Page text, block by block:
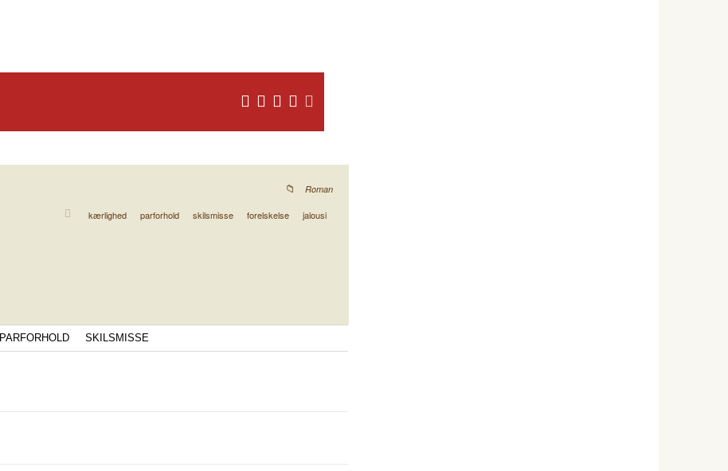
Roman
kærlighed parforhold skilsmisse forelskelse jalousi
PARFORHOLD SKILSMISSE